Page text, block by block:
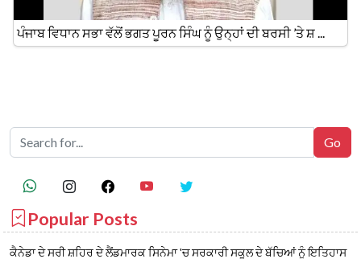
ਪੰਜਾਬ ਵਿਧਾਨ ਸਭਾ ਵੱਲੋਂ ਭਗਤ ਪੂਰਨ ਸਿੰਘ ਨੂੰ ਉਨ੍ਹਾਂ ਦੀ ਬਰਸੀ ’ਤੇ ਸ਼ ...
Popular Posts
ਕੈਨੇਡਾ ਦੇ ਸਰੀ ਸ਼ਹਿਰ ਦੇ ਲੈਂਡਮਾਰਕ ਸਿਨੇਮਾ 'ਚ ਸਰਕਾਰੀ ਸਕੂਲ ਦੇ ਬੱਚਿਆਂ ਨੂੰ ਇਤਿਹਾਸ